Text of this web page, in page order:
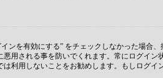
ンを有効にする” をチェックしなかった場
用される事を防いでくれます。常にログイ
利用しないことをお勧めします。もしログ